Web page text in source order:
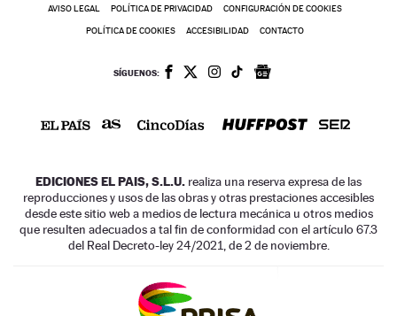
AVISO LEGAL POLÍTICA DE PRIVACIDAD CONFIGURACIÓN DE COOKIES
POLÍTICA DE COOKIES ACCESIBILIDAD CONTACTO
SÍGUENOS:
EDICIONES EL PAIS, S.L.U. realiza una reserva expresa de las
reproducciones y usos de las obras y otras prestaciones accesibles
desde este sitio web a medios de lectura mecánica u otros medios
que resulten adecuados a tal fin de conformidad con el artículo 67.3
del Real Decreto-ley 24/2021, de 2 de noviembre.